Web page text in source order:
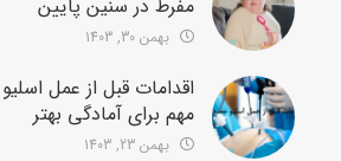
مفرط در سنین پایین
بهمن 30, 1403
مهم برای آمادگی بهتر
بهمن 23, 1403